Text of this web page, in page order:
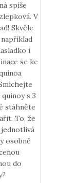
spíše
V
Skvěle
i
se ke
s 3
stáhněte
To, že
osobně
do